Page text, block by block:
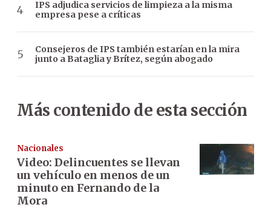
IPS adjudica servicios de limpieza a la misma
empresa pese a críticas
Consejeros de IPS también estarían en la mira
junto a Bataglia y Brítez, según abogado
Más contenido de esta sección
Nacionales
Video: Delincuentes se llevan
un vehículo en menos de un
minuto en Fernando de la
Mora